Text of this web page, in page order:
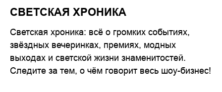
СВЕТСКАЯ ХРОНИКА
Светская хроника: всё о громких событиях,
звёздных вечеринках, премиях, модных
выходах и светской жизни знаменитостей.
Следите за тем, о чём говорит весь шоу-бизнес!